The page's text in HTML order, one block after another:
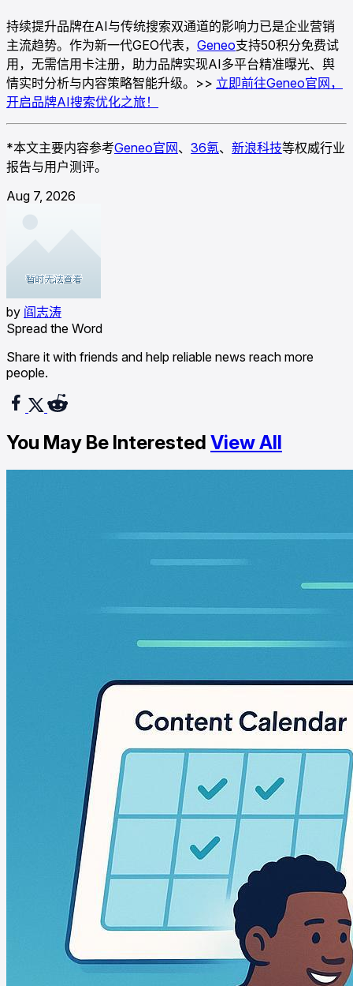
持续提升品牌在AI与传统搜索双通道的影响力已是企业营销
主流趋势。作为新一代GEO代表， Geneo支持50积分免费试
用，无需信用卡注册，助力品牌实现AI多平台精准曝光、舆
情实时分析与内容策略智能升级。>> 立即前往Geneo官网，
开启品牌AI搜索优化之旅！
*本文主要内容参考Geneo官网、 36氪、 新浪科技等权威行业
报告与用户测评。
Aug 7, 2026
by 阎志涛
Spread the Word
Share it with friends and help reliable news reach more
people.
You May Be Interested View All